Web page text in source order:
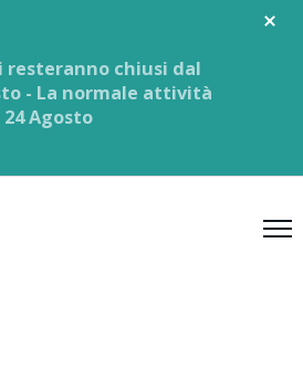
chiusi dal
- La normale attività
Agosto